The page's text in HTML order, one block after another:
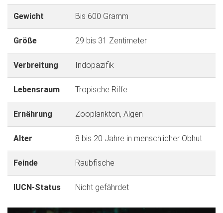
Gewicht Bis 600 Gramm
Größe 29 bis 31 Zentimeter
Verbreitung Indopazifik
Lebensraum Tropische Riffe
Ernährung Zooplankton, Algen
Alter 8 bis 20 Jahre in menschlicher Obhut
Feinde Raubfische
IUCN-Status Nicht gefährdet